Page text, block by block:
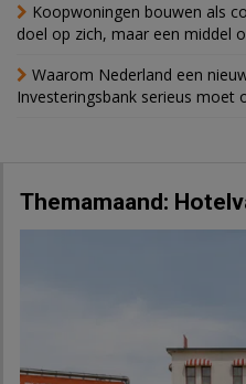
Koopwoningen bouwen als
doel op zich, maar een middel
Waarom Nederland een
Investeringsbank serieus moet
Themamaand: